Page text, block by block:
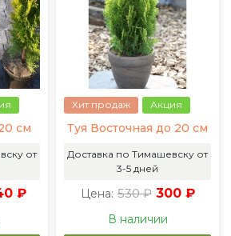
см
от
₽
Хит продаж Акция
Туя Восточная до 20 см
Доставка по Тимашевску от
3-5 дней
Цена: 530 ₽ 300 ₽
В наличии